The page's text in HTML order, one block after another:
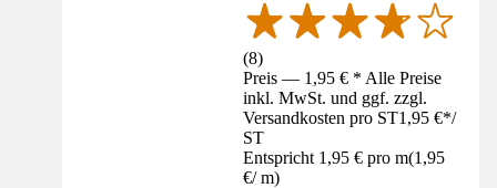
(8)
Preis — 1,95 € * Alle Preise
inkl. MwSt. und ggf. zzgl.
Versandkosten pro ST1,95 €*/
ST
Entspricht 1,95 € pro m(1,95
€/ m)